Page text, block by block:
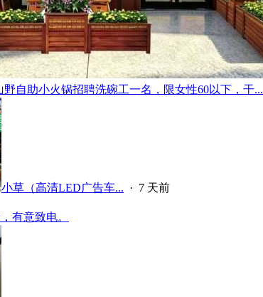
自助小火锅招聘洗碗工一名，限女性60以下，干...
小草（高清LED广告车... · 7 天前
有意致电。